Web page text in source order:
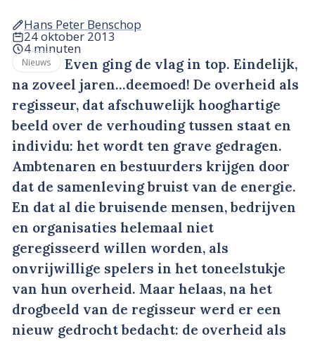
Hans Peter Benschop
24 oktober 2013
4 minuten
Nieuws
Even ging de vlag in top. Eindelijk,
na zoveel jaren…deemoed! De overheid als
regisseur, dat afschuwelijk hooghartige
beeld over de verhouding tussen staat en
individu: het wordt ten grave gedragen.
Ambtenaren en bestuurders krijgen door
dat de samenleving bruist van de energie.
En dat al die bruisende mensen, bedrijven
en organisaties helemaal niet
geregisseerd willen worden, als
onvrijwillige spelers in het toneelstukje
van hun overheid. Maar helaas, na het
drogbeeld van de regisseur werd er een
nieuw gedrocht bedacht: de overheid als